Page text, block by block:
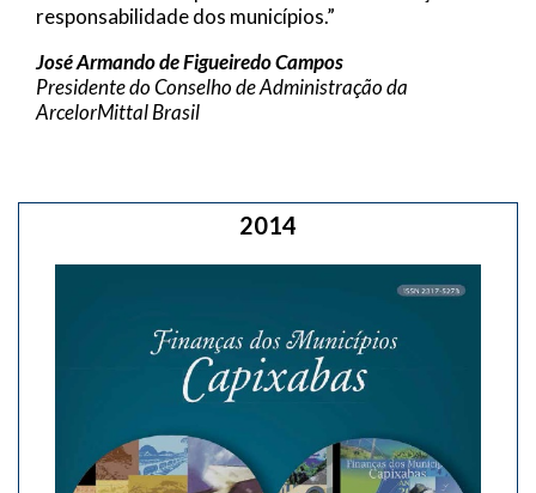
responsabilidade dos municípios.”
José Armando de Figueiredo Campos
Presidente do Conselho de Administração da
ArcelorMittal Brasil
2014